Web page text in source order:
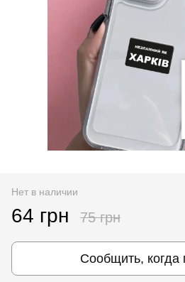
Нет в наличии
64 грн 75 грн
Сообщить, когда